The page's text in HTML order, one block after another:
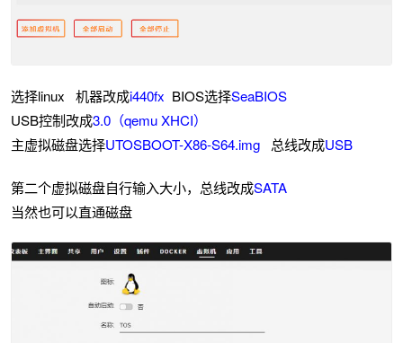
选择linux 机器改成i440fx BIOS选择SeaBIOS
USB控制改成3.0（qemu XHCI）
主虚拟磁盘选择UTOSBOOT-X86-S64.img 总线改成USB
第二个虚拟磁盘自行输入大小，总线改成SATA
当然也可以直通磁盘